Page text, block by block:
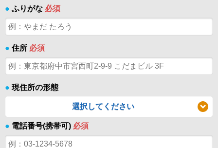
● ふりがな 必須
● 住所 必須
● 現住所の形態
選択してください
● 電話番号(携帯可) 必須